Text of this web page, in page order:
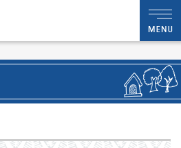
築戸建てなら夢を現実にする工務店のsora
の新築・注文住宅・新築戸建てなら工務店の